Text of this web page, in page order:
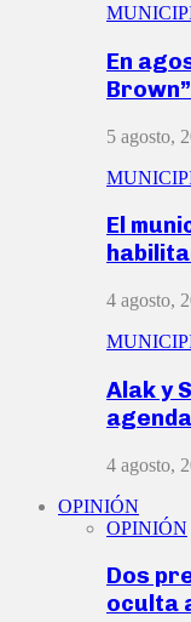
En
5 agosto,
El
4 agosto,
Alak y
4 agosto,
OPINIÓN
OPINIÓN
Dos
oculta